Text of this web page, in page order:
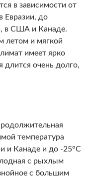
в зависимости от
Евразии, до
в США и Канаде.
летом и мягкой
имеет ярко
очень долго,
температура
и Канаде и до -25°С
с рыхлым
с большим